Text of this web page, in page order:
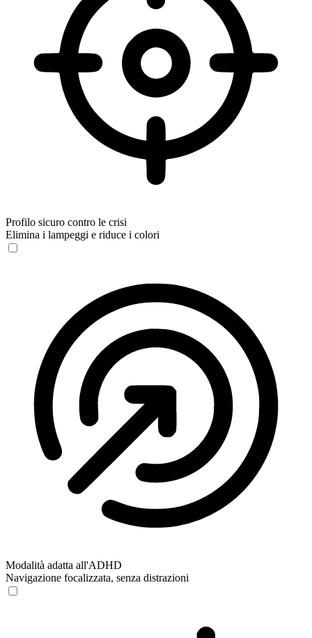
Profilo sicuro contro le crisi
Elimina i lampeggi e riduce i colori
Modalità adatta all'ADHD
Navigazione focalizzata, senza distrazioni